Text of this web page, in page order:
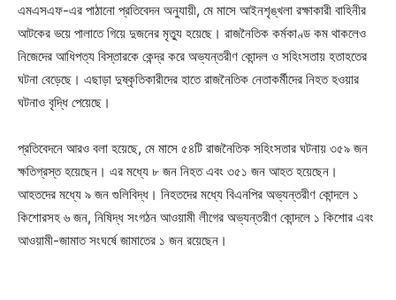
এমএসএফ-এর পাঠানো প্রতিবেদন অনুযায়ী, মে মাসে আইনশৃঙ্খলা রক্ষাকারী বাহিনীর
আটকের ভয়ে পালাতে গিয়ে দুজনের মৃত্যু হয়েছে। রাজনৈতিক কর্মকাণ্ড কম থাকলেও
নিজেদের আধিপত্য বিস্তারকে কেন্দ্র করে অভ্যন্তরীণ কোন্দল ও সহিংসতায় হতাহতের
ঘটনা বেড়েছে। এছাড়া দুষ্কৃতিকারীদের হাতে রাজনৈতিক নেতাকর্মীদের নিহত হওয়ার
ঘটনাও বৃদ্ধি পেয়েছে।
প্রতিবেদনে আরও বলা হয়েছে, মে মাসে ৫৪টি রাজনৈতিক সহিংসতার ঘটনায় ৩৫৯ জন
ক্ষতিগ্রস্ত হয়েছেন। এর মধ্যে ৮ জন নিহত এবং ৩৫১ জন আহত হয়েছেন।
আহতদের মধ্যে ৯ জন গুলিবিদ্ধ। নিহতদের মধ্যে বিএনপির অভ্যন্তরীণ কোন্দলে ১
কিশোরসহ ৬ জন, নিষিদ্ধ সংগঠন আওয়ামী লীগের অভ্যন্তরীণ কোন্দলে ১ কিশোর এবং
আওয়ামী-জামাত সংঘর্ষে জামাতের ১ জন রয়েছেন।